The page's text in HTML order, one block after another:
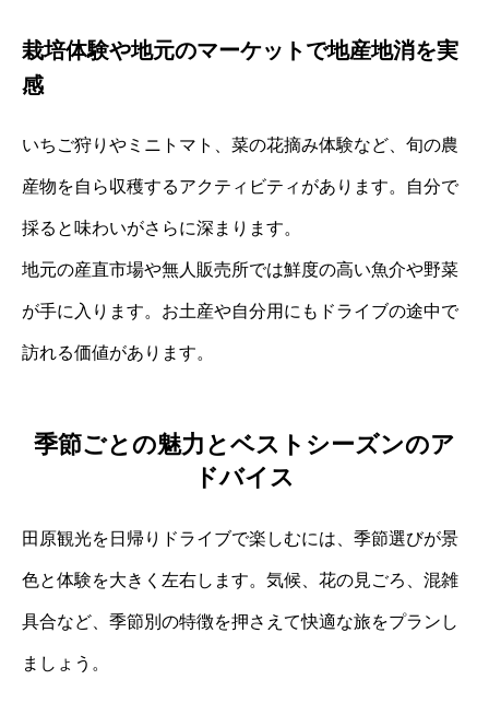
栽培体験や地元のマーケットで地産地消を実
感
いちご狩りやミニトマト、菜の花摘み体験など、旬の農
産物を自ら収穫するアクティビティがあります。自分で
採ると味わいがさらに深まります。
地元の産直市場や無人販売所では鮮度の高い魚介や野菜
が手に入ります。お土産や自分用にもドライブの途中で
訪れる価値があります。
季節ごとの魅力とベストシーズンのア
ドバイス
田原観光を日帰りドライブで楽しむには、季節選びが景
色と体験を大きく左右します。気候、花の見ごろ、混雑
具合など、季節別の特徴を押さえて快適な旅をプランし
ましょう。